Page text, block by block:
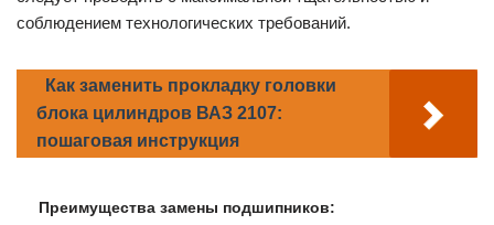
соблюдением технологических требований.
Как заменить прокладку головки
блока цилиндров ВАЗ 2107:
пошаговая инструкция
Преимущества замены подшипников: